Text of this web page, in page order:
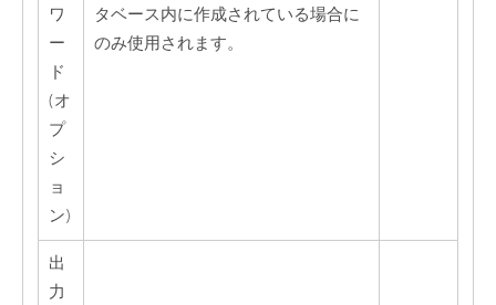
ワ
ー
ド
(オ
プ
シ
ョ
ン)
タベース内に作成されている場合に
のみ使用されます。
出
力